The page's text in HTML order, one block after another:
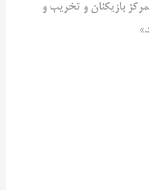
بازیکنان و تخریب و